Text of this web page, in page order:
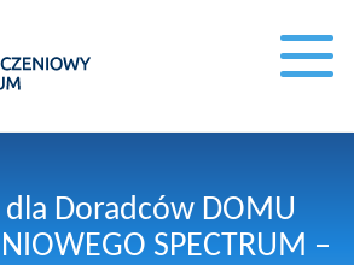
dla Doradców DOMU
SPECTRUM –